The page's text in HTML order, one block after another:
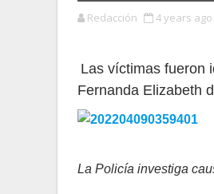
Redacción 4 years ago
Las víctimas fueron
Fernanda Elizabeth
La Policía investiga